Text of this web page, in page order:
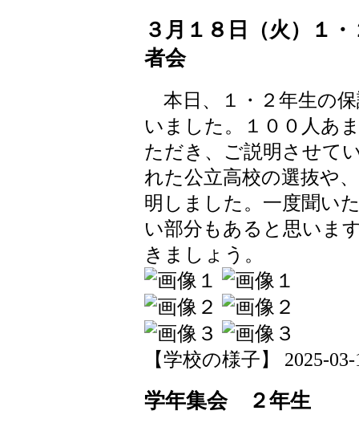
３月１８日（火）１
者会
本日、１・２年生の
いました。１００人あ
ただき、ご説明させて
れた公立高校の選抜や
明しました。一度聞い
い部分もあると思いま
きましょう。
【学校の様子】 2025-
学年集会 ２年生